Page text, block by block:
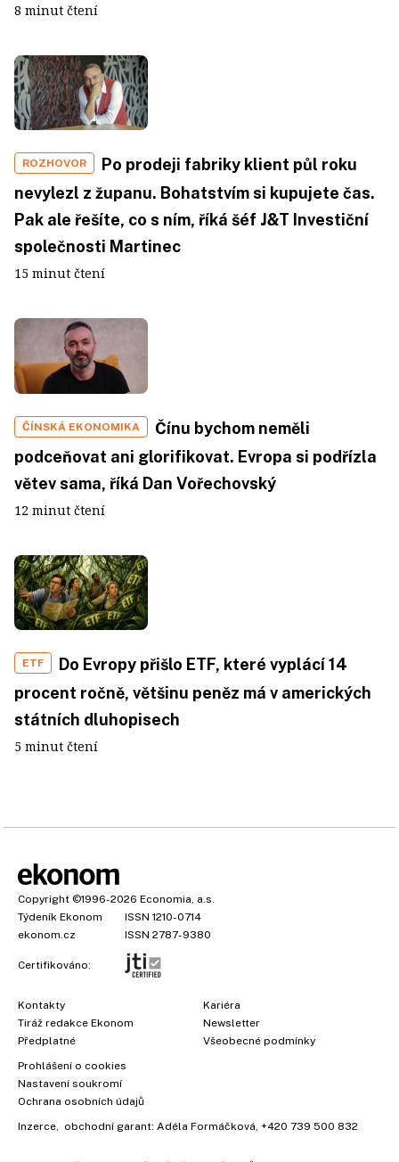
8 minut čtení
ROZHOVOR
Po prodeji fabriky klient půl roku
nevylezl z županu. Bohatstvím si kupujete čas.
Pak ale řešíte, co s ním, říká šéf J&T Investiční
společnosti Martinec
15 minut čtení
ČÍNSKÁ EKONOMIKA
Čínu bychom neměli
podceňovat ani glorifikovat. Evropa si podřízla
větev sama, říká Dan Vořechovský
12 minut čtení
ETF
Do Evropy přišlo ETF, které vyplácí 14
procent ročně, většinu peněz má v amerických
státních dluhopisech
5 minut čtení
Copyright ©1996-2026 Economia, a.s.
Týdeník Ekonom
ISSN 1210-0714
ekonom.cz
ISSN 2787-9380
Certifikováno:
Kontakty
Tiráž redakce Ekonom
Předplatné
Kariéra
Newsletter
Všeobecné podmínky
Prohlášení o cookies
Nastavení soukromí
Ochrana osobních údajů
Inzerce, obchodní garant: Adéla Formáčková, +420 739 500 832